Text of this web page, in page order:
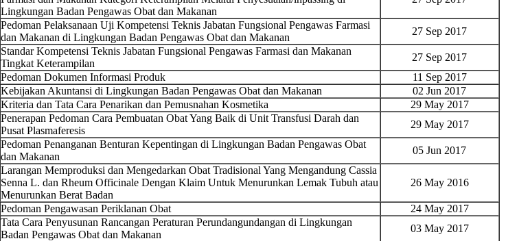
Lingkungan Badan Pengawas Obat dan Makanan
Pedoman Pelaksanaan Uji Kompetensi Teknis Jabatan Fungsional Pengawas Farmasi
dan Makanan di Lingkungan Badan Pengawas Obat dan Makanan
27 Sep 2017
Standar Kompetensi Teknis Jabatan Fungsional Pengawas Farmasi dan Makanan
Tingkat Keterampilan
27 Sep 2017
Pedoman Dokumen Informasi Produk
11 Sep 2017
Kebijakan Akuntansi di Lingkungan Badan Pengawas Obat dan Makanan
02 Jun 2017
Kriteria dan Tata Cara Penarikan dan Pemusnahan Kosmetika
29 May 2017
Penerapan Pedoman Cara Pembuatan Obat Yang Baik di Unit Transfusi Darah dan
Pusat Plasmaferesis
29 May 2017
Pedoman Penanganan Benturan Kepentingan di Lingkungan Badan Pengawas Obat
dan Makanan
05 Jun 2017
Larangan Memproduksi dan Mengedarkan Obat Tradisional Yang Mengandung Cassia
Senna L. dan Rheum Officinale Dengan Klaim Untuk Menurunkan Lemak Tubuh atau
Menurunkan Berat Badan
26 May 2016
Pedoman Pengawasan Periklanan Obat
24 May 2017
Tata Cara Penyusunan Rancangan Peraturan Perundangundangan di Lingkungan
Badan Pengawas Obat dan Makanan
03 May 2017